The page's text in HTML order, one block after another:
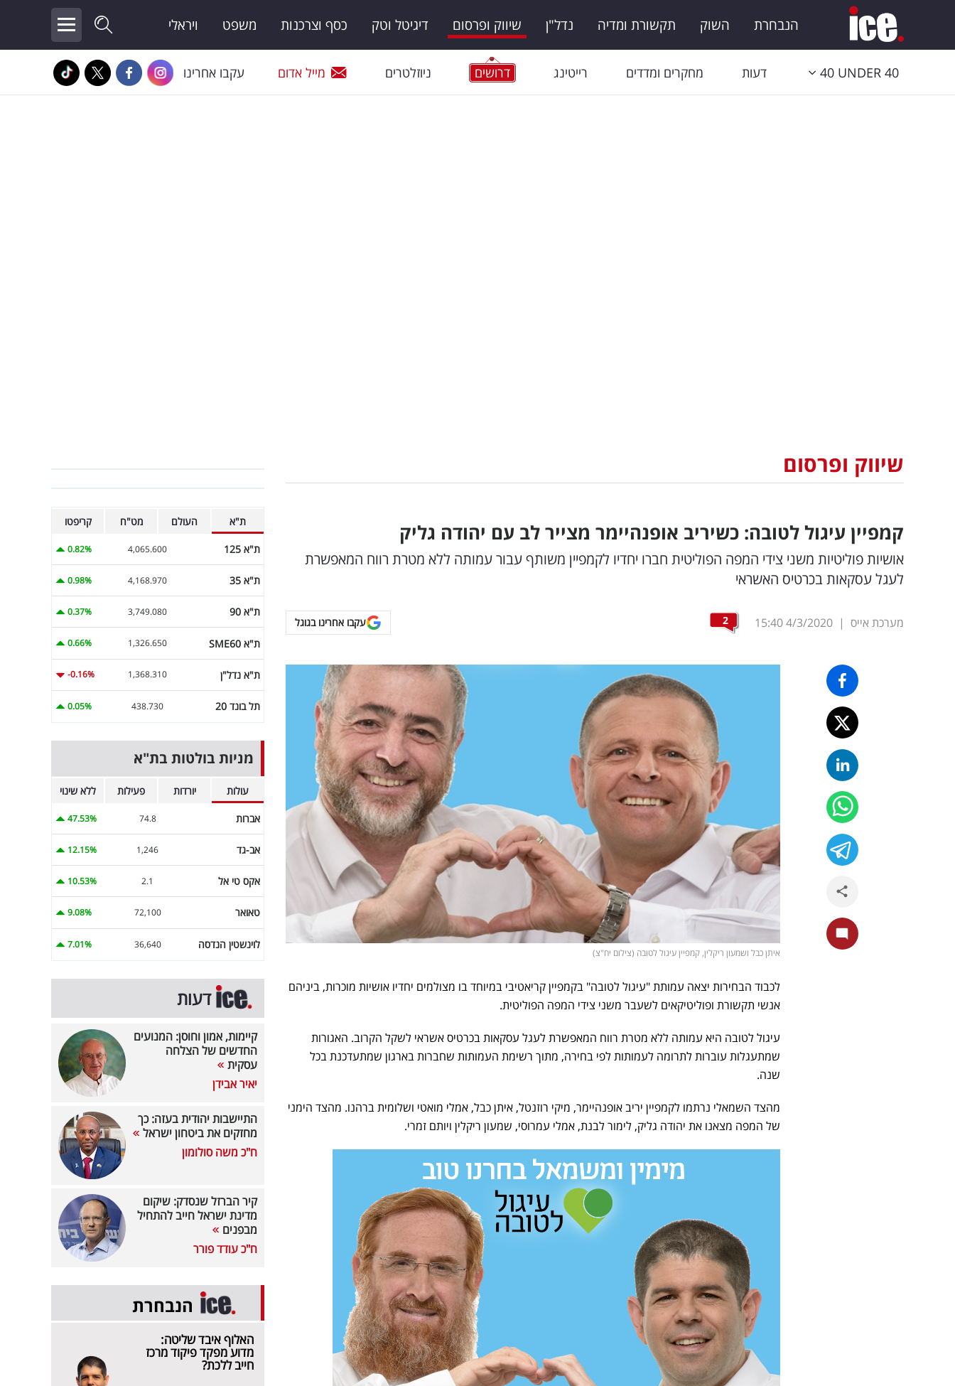
הנבחרת השוק תקשורת ומדיה נדל"ן שיווק ופרסום דיגיטל וטק כסף וצרכנות משפט ויראלי
40 UNDER 40 דעות מחקרים ומדדים רייטינג דרושים ניוזלטרים מייל אדום עקבו אחרינו
שיווק ופרסום
קמפיין עיגול לטובה: כשיריב אופנהיימר מצייר לב עם יהודה גליק
אושיות פוליטיות משני צידי המפה הפוליטית חברו יחדיו לקמפיין משותף עבור עמותה ללא מטרת רווח המאפשרת
לעגל עסקאות בכרטיס האשראי
מערכת אייס |
4/3/2020
15:40
2 עקבו אחרינו בגוגל
איתן כבל ושמעון ריקלין, קמפיין עיגול לטובה (צילום יח"צ)
לכבוד הבחירות יצאה עמותת "עיגול לטובה" בקמפיין קריאטיבי במיוחד בו מצולמים יחדיו אושיות מוכרות, ביניהם
אנשי תקשורת ופוליטיקאים לשעבר משני צידי המפה הפוליטית.
עיגול לטובה היא עמותה ללא מטרת רווח המאפשרת לעגל עסקאות בכרטיס אשראי לשקל הקרוב. האגורות
שמתעגלות עוברות לתרומה לעמותות לפי בחירה, מתוך רשימת העמותות שחברות בארגון שמתעדכנת בכל
שנה.
מהצד השמאלי נרתמו לקמפיין יריב אופנהיימר, מיקי רוזנטל, איתן כבל, אמלי מואטי ושלומית ברהנו. מהצד הימני
של המפה מצאנו את יהודה גליק, לימור לבנת, אמלי עמרוסי, שמעון ריקלין ויותם זמרי.
ת"א העולם מט"ח קריפטו
ת"א 125 4,065.600
0.82%
ת"א 35 4,168.970
0.98%
ת"א 90 3,749.080
0.37%
ת"א SME60 1,326.650
0.66%
ת"א נדל"ן 1,368.310
-0.16%
תל בונד 20 438.730
0.05%
מניות בולטות בת"א
עולות יורדות פעילות ללא שינוי
אברות 74.8
47.53%
אב-גד 1,246
12.15%
אקס טי אל 2.1
10.53%
טאואר 72,100
9.08%
לוינשטין הנדסה 36,640
7.01%
דעות
קיימות, אמון וחוסן: המנועים
החדשים של הצלחה
עסקית
יאיר אבידן
התיישבות יהודית בעזה: כך
מחזקים את ביטחון ישראל
ח"כ משה סולומון
קיר הברזל שנסדק: שיקום
מדינת ישראל חייב להתחיל
מבפנים
ח"כ עודד פורר
הנבחרת
האלוף איבד שליטה:
מדוע מפקד פיקוד מרכז
חייב ללכת?